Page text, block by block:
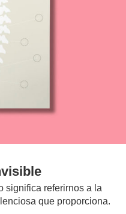
significa referirnos a la
que proporciona.